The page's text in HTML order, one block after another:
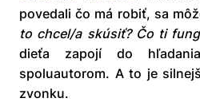
povedali čo má robiť, sa
to chcel/a skúsiť? Čo ti
dieťa zapojí do
spoluautorom. A to je
zvonku.